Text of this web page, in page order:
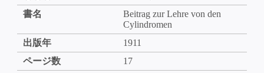
書名
Beitrag zur Lehre von den
Cylindromen
出版年
1911
ページ数
17